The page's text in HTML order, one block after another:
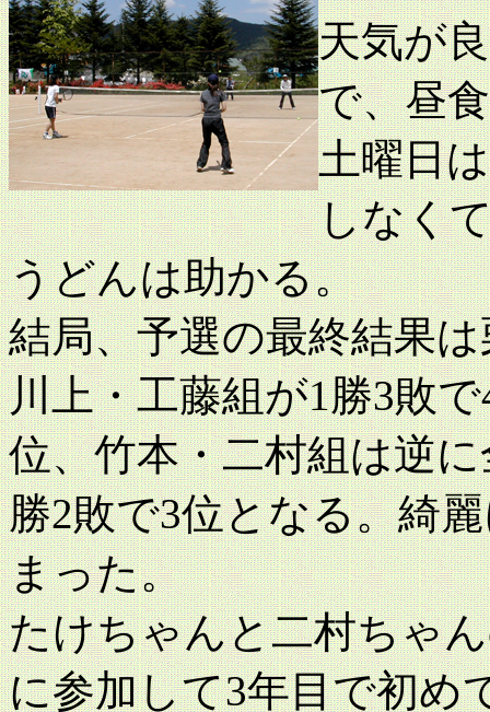
天気が
で、昼
土曜日
しなく
うどんは助かる。
結局、予選の最終結果
川上・工藤組が1勝3敗
位、竹本・二村組は逆
勝2敗で3位となる。綺
まった。
たけちゃんと二村ちゃ
に参加して3年目で初め